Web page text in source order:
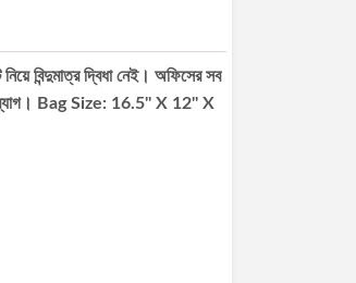
নিয়ে বিন্দুমাত্র দ্বিধা নেই। অফিসের সব
ব্যাগ। Bag Size: 16.5'' X 12'' X